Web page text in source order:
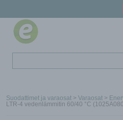
Suodattimet ja varaosat > Varaosat >
LTR-4 vedenlämmitin 60/40 °C